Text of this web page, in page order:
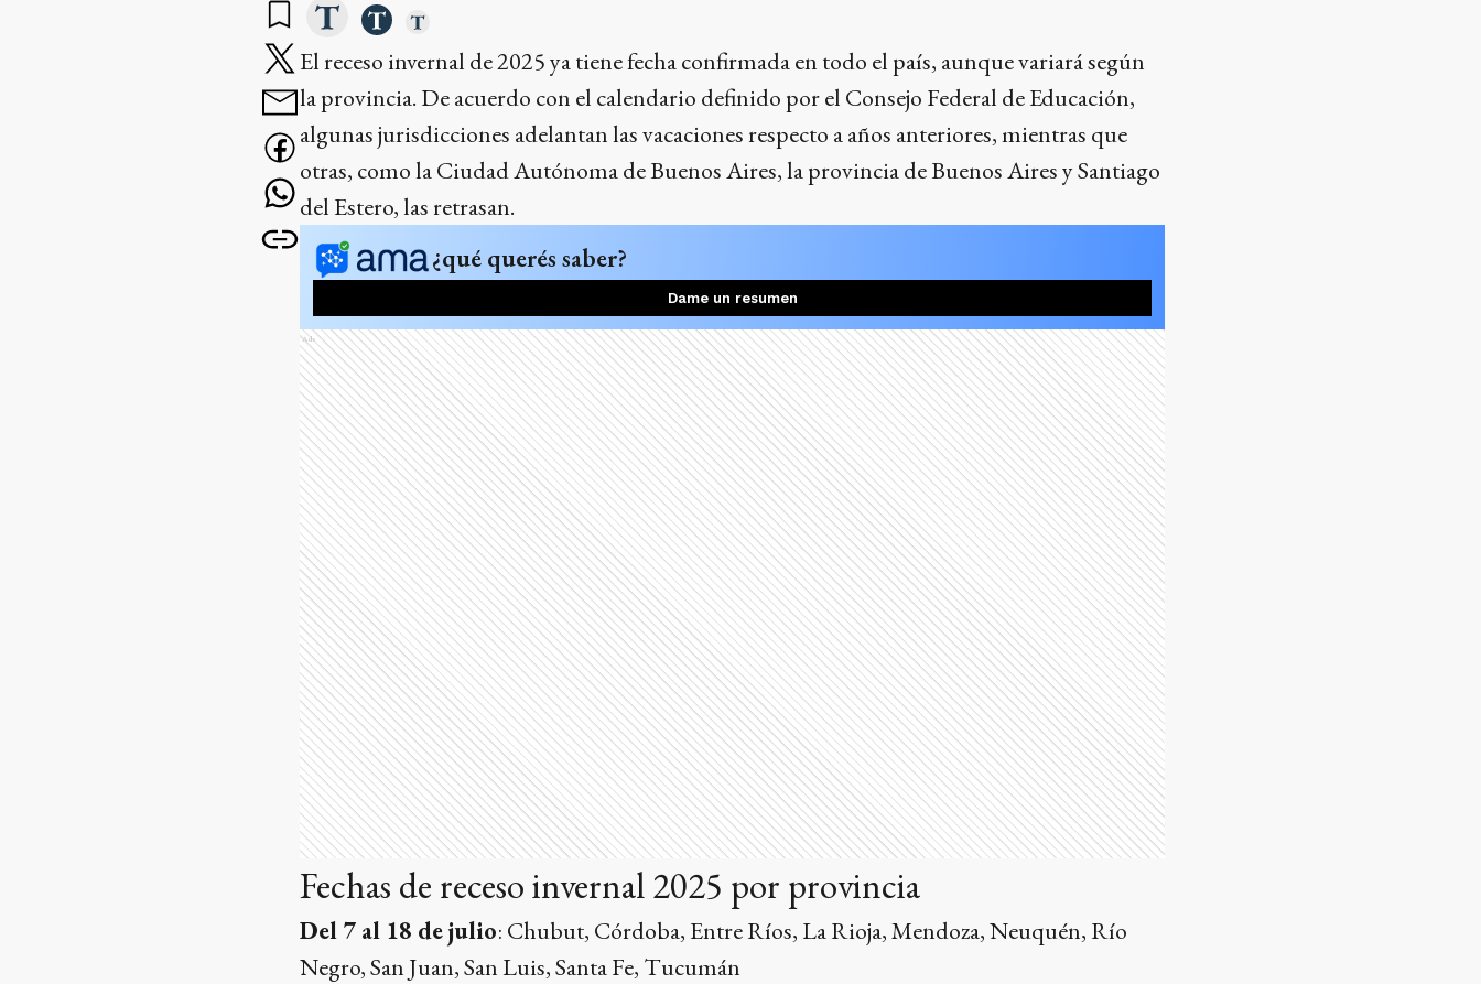
El receso invernal de 2025 ya tiene fecha confirmada en todo el país, aunque variará según
la provincia. De acuerdo con el calendario definido por el Consejo Federal de Educación,
algunas jurisdicciones adelantan las vacaciones respecto a años anteriores, mientras que
otras, como la Ciudad Autónoma de Buenos Aires, la provincia de Buenos Aires y Santiago
del Estero, las retrasan.
¿qué querés saber?
Dame un resumen
Ads
Fechas de receso invernal 2025 por provincia
Del 7 al 18 de julio: Chubut, Córdoba, Entre Ríos, La Rioja, Mendoza, Neuquén, Río
Negro, San Juan, San Luis, Santa Fe, Tucumán